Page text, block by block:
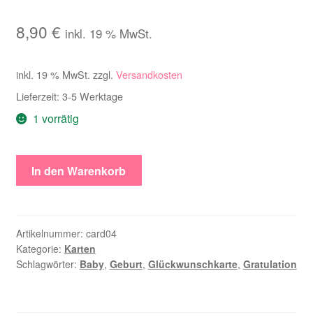
8,90 € inkl. 19 % MwSt.
inkl. 19 % MwSt. zzgl. Versandkosten
Lieferzeit: 3-5 Werktage
1 vorrätig
Glückwunsch
Geburt
In den Warenkorb
Artikelnummer: card04
Kategorie: Karten
Schlagwörter: Baby, Geburt, Glückwunschkarte, Gratulation